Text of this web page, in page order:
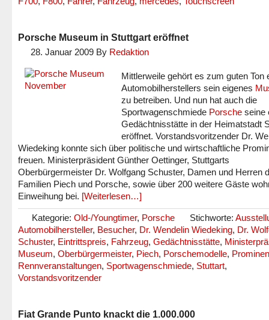
Porsche Museum in Stuttgart eröffnet
28. Januar 2009 By Redaktion
Mittlerweile gehört es zum guten Ton
Automobilherstellers sein eigenes
zu betreiben. Und nun hat auch die
Sportwagenschmiede Porsche seine
Gedächtnisstätte in der Heimatstadt
eröffnet. Vorstandsvoritzender Dr.
Wiedeking konnte sich über politische und wirtschaftliche
freuen. Ministerpräsident Günther Oettinger, Stuttgarts
Oberbürgermeister Dr. Wolfgang Schuster, Damen und Herren
Familien Piech und Porsche, sowie über 200 weitere Gäste
Einweihung bei. [Weiterlesen…]
Kategorie: Old-/Youngtimer, Porsche Stichworte:
Automobilhersteller, Besucher, Dr. Wendelin Wiedeking, Dr.
Schuster, Eintrittspreis, Fahrzeug, Gedächtnisstätte,
Museum, Oberbürgermeister, Piech, Porschemodelle,
Rennveranstaltungen, Sportwagenschmiede, Stuttart,
Vorstandsvoritzender
Fiat Grande Punto knackt die 1.000.000